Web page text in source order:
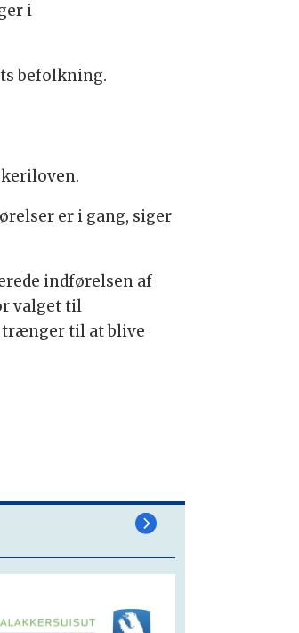
i
befolkning.
er i gang, siger
indførelsen af
valget til
trænger til at blive